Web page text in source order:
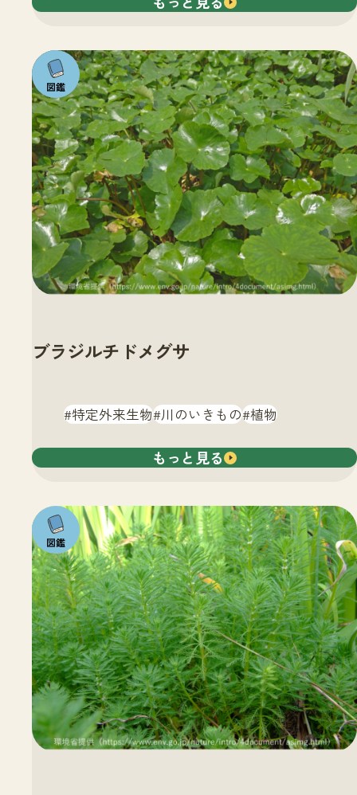
注目の
いきも
の
ブラジルチドメグサ
特定外来生物 川のいきもの 植物
もっと見る
注目の
いきも
の